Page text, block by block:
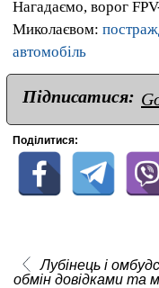
Нагадаємо, ворог
Миколаєвом:
автомобіль
Підписатися:
Поділитися:
Лубінець і
обмін довідками та